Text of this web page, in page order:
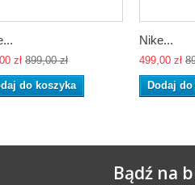
zł 899,00 zł
do koszyka
Nike...
499,00 zł
Dodaj
Bądź na